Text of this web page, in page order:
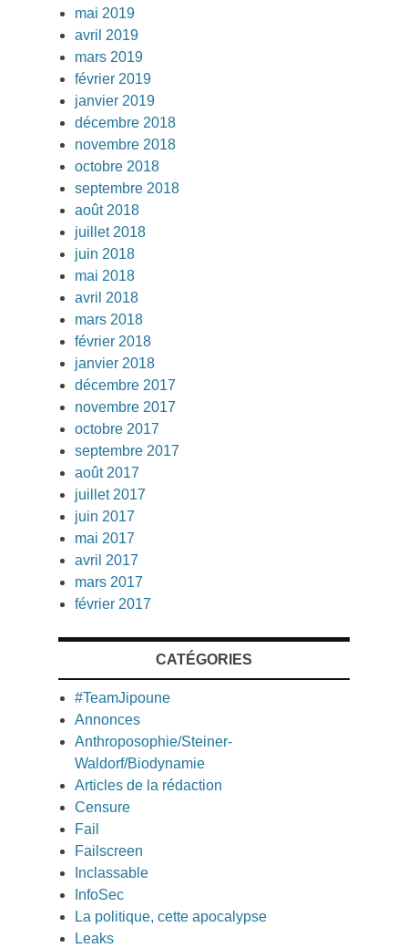
mai 2019
avril 2019
mars 2019
février 2019
janvier 2019
décembre 2018
novembre 2018
octobre 2018
septembre 2018
août 2018
juillet 2018
juin 2018
mai 2018
avril 2018
mars 2018
février 2018
janvier 2018
décembre 2017
novembre 2017
octobre 2017
septembre 2017
août 2017
juillet 2017
juin 2017
mai 2017
avril 2017
mars 2017
février 2017
CATÉGORIES
#TeamJipoune
Annonces
Anthroposophie/Steiner-
Waldorf/Biodynamie
Articles de la rédaction
Censure
Fail
Failscreen
Inclassable
InfoSec
La politique, cette apocalypse
Leaks